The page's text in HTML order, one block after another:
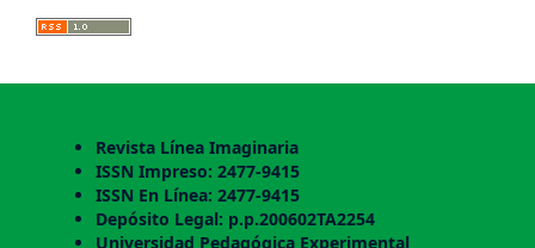
Revista Línea Imaginaria
ISSN Impreso: 2477-9415
ISSN En Línea: 2477-9415
Depósito Legal: p.p.200602TA2254
Universidad Pedagógica Experimental